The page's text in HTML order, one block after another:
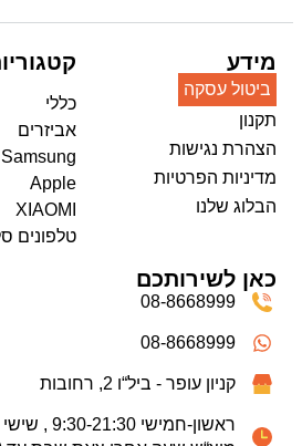
מידע
ביטול עסקה
תקנון
הצהרת נגישות
מדיניות הפרטיות
הבלוג שלנו
כללי
אביזרים
Samsung
Apple
XIAOMI
טלפונים
כאן לשירותכם
08-8668999
08-8668999
קניון עופר - ביל“ו 2, רחובות
ראשון-חמישי 9:30-21:30 , שישי 9:30-15:00